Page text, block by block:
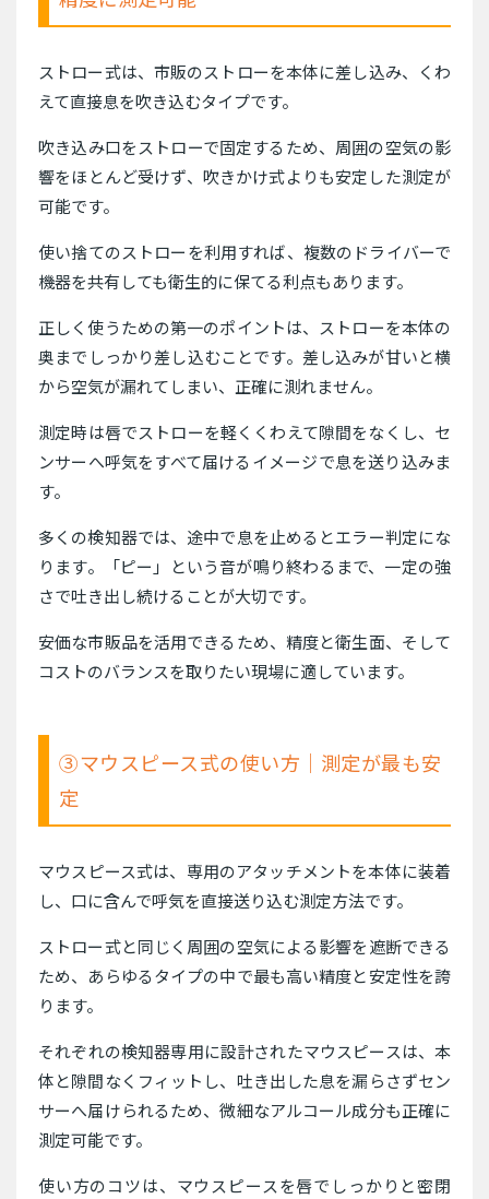
ストロー式は、市販のストローを本体に差し込み、くわ
えて直接息を吹き込むタイプです。
吹き込み口をストローで固定するため、周囲の空気の影
響をほとんど受けず、吹きかけ式よりも安定した測定が
可能です。
使い捨てのストローを利用すれば、複数のドライバーで
機器を共有しても衛生的に保てる利点もあります。
正しく使うための第一のポイントは、ストローを本体の
奥までしっかり差し込むことです。差し込みが甘いと横
から空気が漏れてしまい、正確に測れません。
測定時は唇でストローを軽くくわえて隙間をなくし、セ
ンサーへ呼気をすべて届けるイメージで息を送り込みま
す。
多くの検知器では、途中で息を止めるとエラー判定にな
ります。「ピー」という音が鳴り終わるまで、一定の強
さで吐き出し続けることが大切です。
安価な市販品を活用できるため、精度と衛生面、そして
コストのバランスを取りたい現場に適しています。
③マウスピース式の使い方｜測定が最も安
定
マウスピース式は、専用のアタッチメントを本体に装着
し、口に含んで呼気を直接送り込む測定方法です。
ストロー式と同じく周囲の空気による影響を遮断できる
ため、あらゆるタイプの中で最も高い精度と安定性を誇
ります。
それぞれの検知器専用に設計されたマウスピースは、本
体と隙間なくフィットし、吐き出した息を漏らさずセン
サーへ届けられるため、微細なアルコール成分も正確に
測定可能です。
使い方のコツは、マウスピースを唇でしっかりと密閉